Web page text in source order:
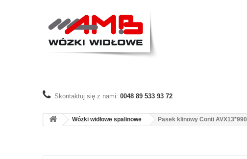
Skontaktuj się z nami: 0048 89 533 93 72
Wózki widłowe spalinowe Pasek klinowy Conti AVX13*990